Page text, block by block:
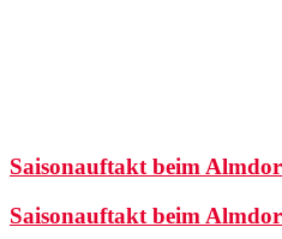
Saisonauftakt beim
Saisonauftakt beim